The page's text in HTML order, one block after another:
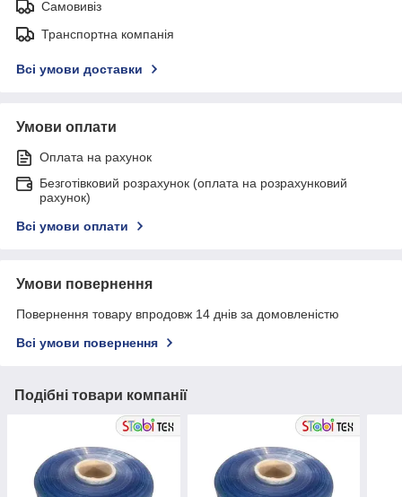
Самовивіз
Транспортна компанія
Всі умови доставки
Умови оплати
Оплата на рахунок
Безготівковий розрахунок (оплата на розрахунковий
рахунок)
Всі умови оплати
Умови повернення
Повернення товару впродовж 14 днів за домовленістю
Всі умови повернення
Подібні товари компанії